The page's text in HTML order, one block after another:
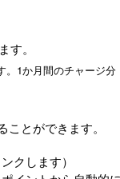
。
。1か月間のチャージ分
とができます。
クします）